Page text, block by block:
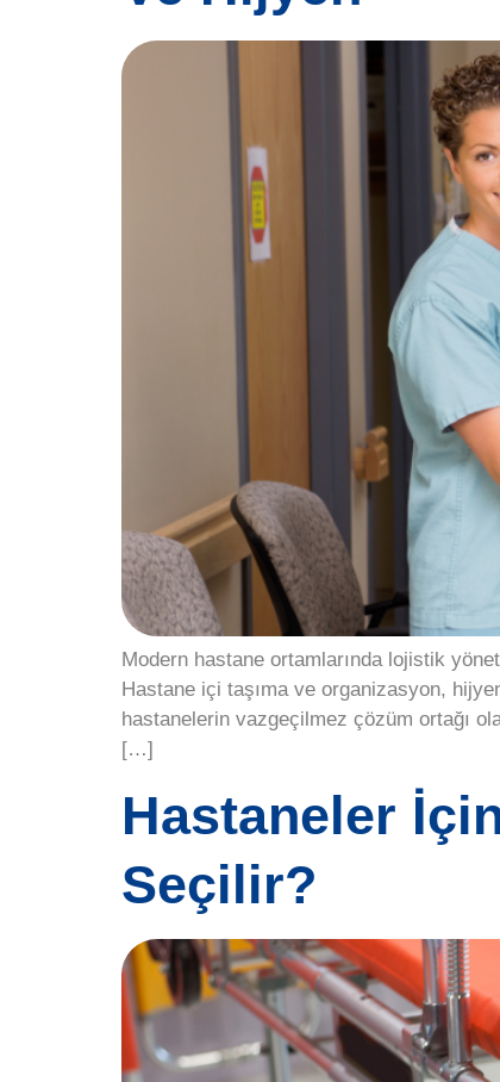
Modern hastane ortamlarında lojistik
Hastane içi taşıma ve organizasyon,
hastanelerin vazgeçilmez çözüm ortağı
[…]
Hastaneler
Seçilir?